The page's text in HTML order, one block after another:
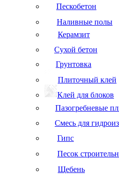
Пескобетон
Наливные полы
Керамзит
Сухой бетон
Грунтовка
Плиточный клей
Клей для блоков
Пазогребневые
Смесь для
Гипс
Песок
Щебень